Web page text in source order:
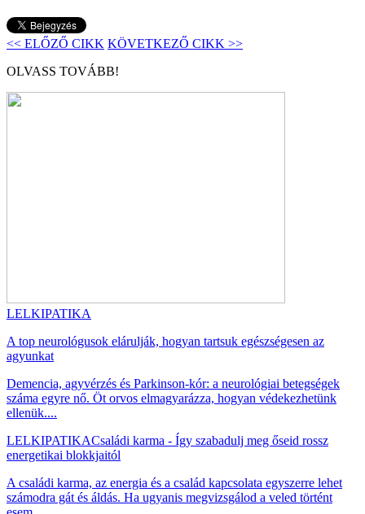
<< ELŐZŐ CIKK KÖVETKEZŐ CIKK >>
OLVASS TOVÁBB!
LELKIPATIKA
A top neurológusok elárulják, hogyan tartsuk egészségesen az
agyunkat
Demencia, agyvérzés és Parkinson-kór: a neurológiai betegségek
száma egyre nő. Öt orvos elmagyarázza, hogyan védekezhetünk
ellenük....
LELKIPATIKACsaládi karma - Így szabadulj meg őseid rossz
energetikai blokkjaitól
A családi karma, az energia és a család kapcsolata egyszerre lehet
számodra gát és áldás. Ha ugyanis megvizsgálod a veled történt